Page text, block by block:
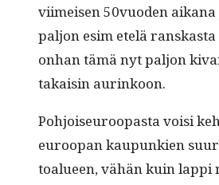
viimeisen 50vuoden
paljon esim etelä
onhan tämä nyt paljon
takaisin aurinkoon.
Pohjoiseu­roopas­ta voisi
euroopan kaupunkien
toalueen, vähän kuin lap­pi